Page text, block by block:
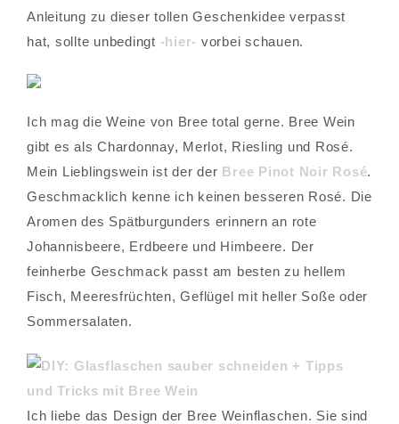
Anleitung zu dieser tollen Geschenkidee verpasst
hat, sollte unbedingt -hier- vorbei schauen.
Ich mag die Weine von Bree total gerne. Bree Wein
gibt es als Chardonnay, Merlot, Riesling und Rosé.
Mein Lieblingswein ist der der Bree Pinot Noir Rosé.
Geschmacklich kenne ich keinen besseren Rosé. Die
Aromen des Spätburgunders erinnern an rote
Johannisbeere, Erdbeere und Himbeere. Der
feinherbe Geschmack passt am besten zu hellem
Fisch, Meeresfrüchten, Geflügel mit heller Soße oder
Sommersalaten.
Ich liebe das Design der Bree Weinflaschen. Sie sind